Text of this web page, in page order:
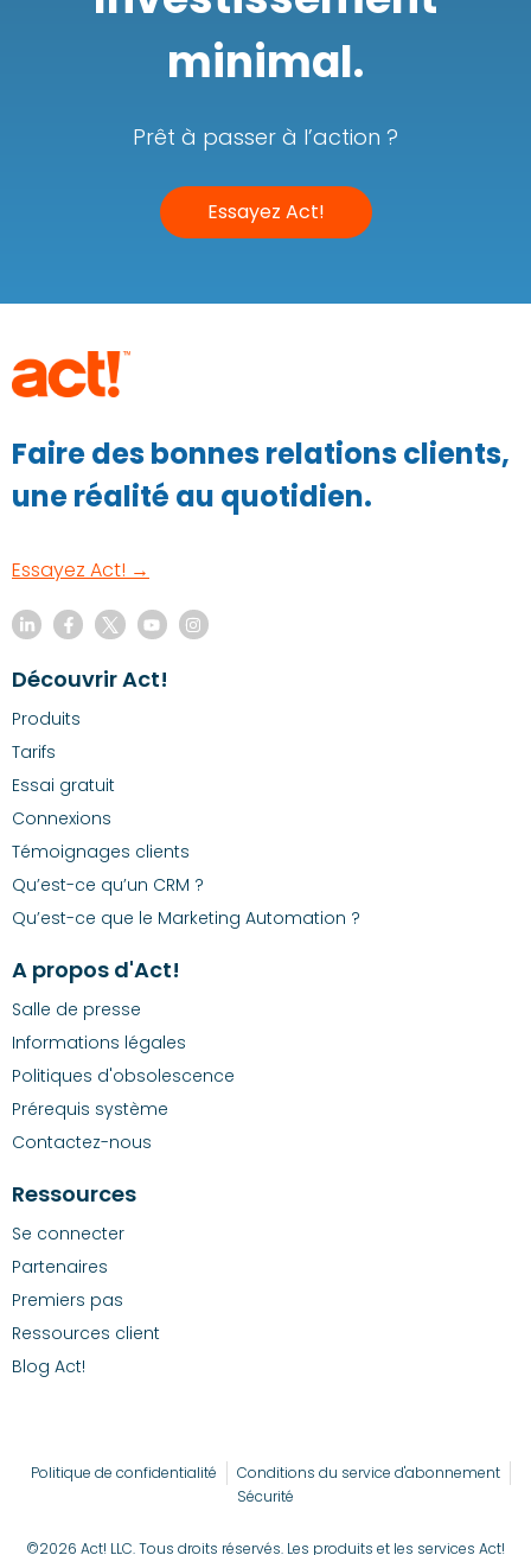
minimal.
Prêt à passer à l’action ?
Essayez Act!
Faire des bonnes relations clients,
une réalité au quotidien.
Essayez Act! →
Découvrir Act!
Produits
Tarifs
Essai gratuit
Connexions
Témoignages clients
Qu’est-ce qu’un CRM ?
Qu’est-ce que le Marketing Automation ?
A propos d'Act!
Salle de presse
Informations légales
Politiques d'obsolescence
Prérequis système
Contactez-nous
Ressources
Se connecter
Partenaires
Premiers pas
Ressources client
Blog Act!
Politique de confidentialité
Conditions du service d'abonnement
Sécurité
©2026 Act! LLC. Tous droits réservés. Les produits et les services Act!